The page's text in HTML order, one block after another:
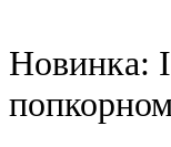
Новинка: